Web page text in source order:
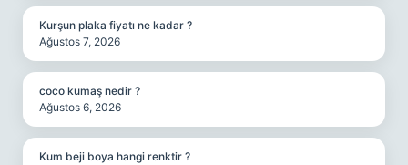
Kurşun plaka fiyatı ne kadar ?
Ağustos 7, 2026
coco kumaş nedir ?
Ağustos 6, 2026
Kum beji boya hangi renktir ?